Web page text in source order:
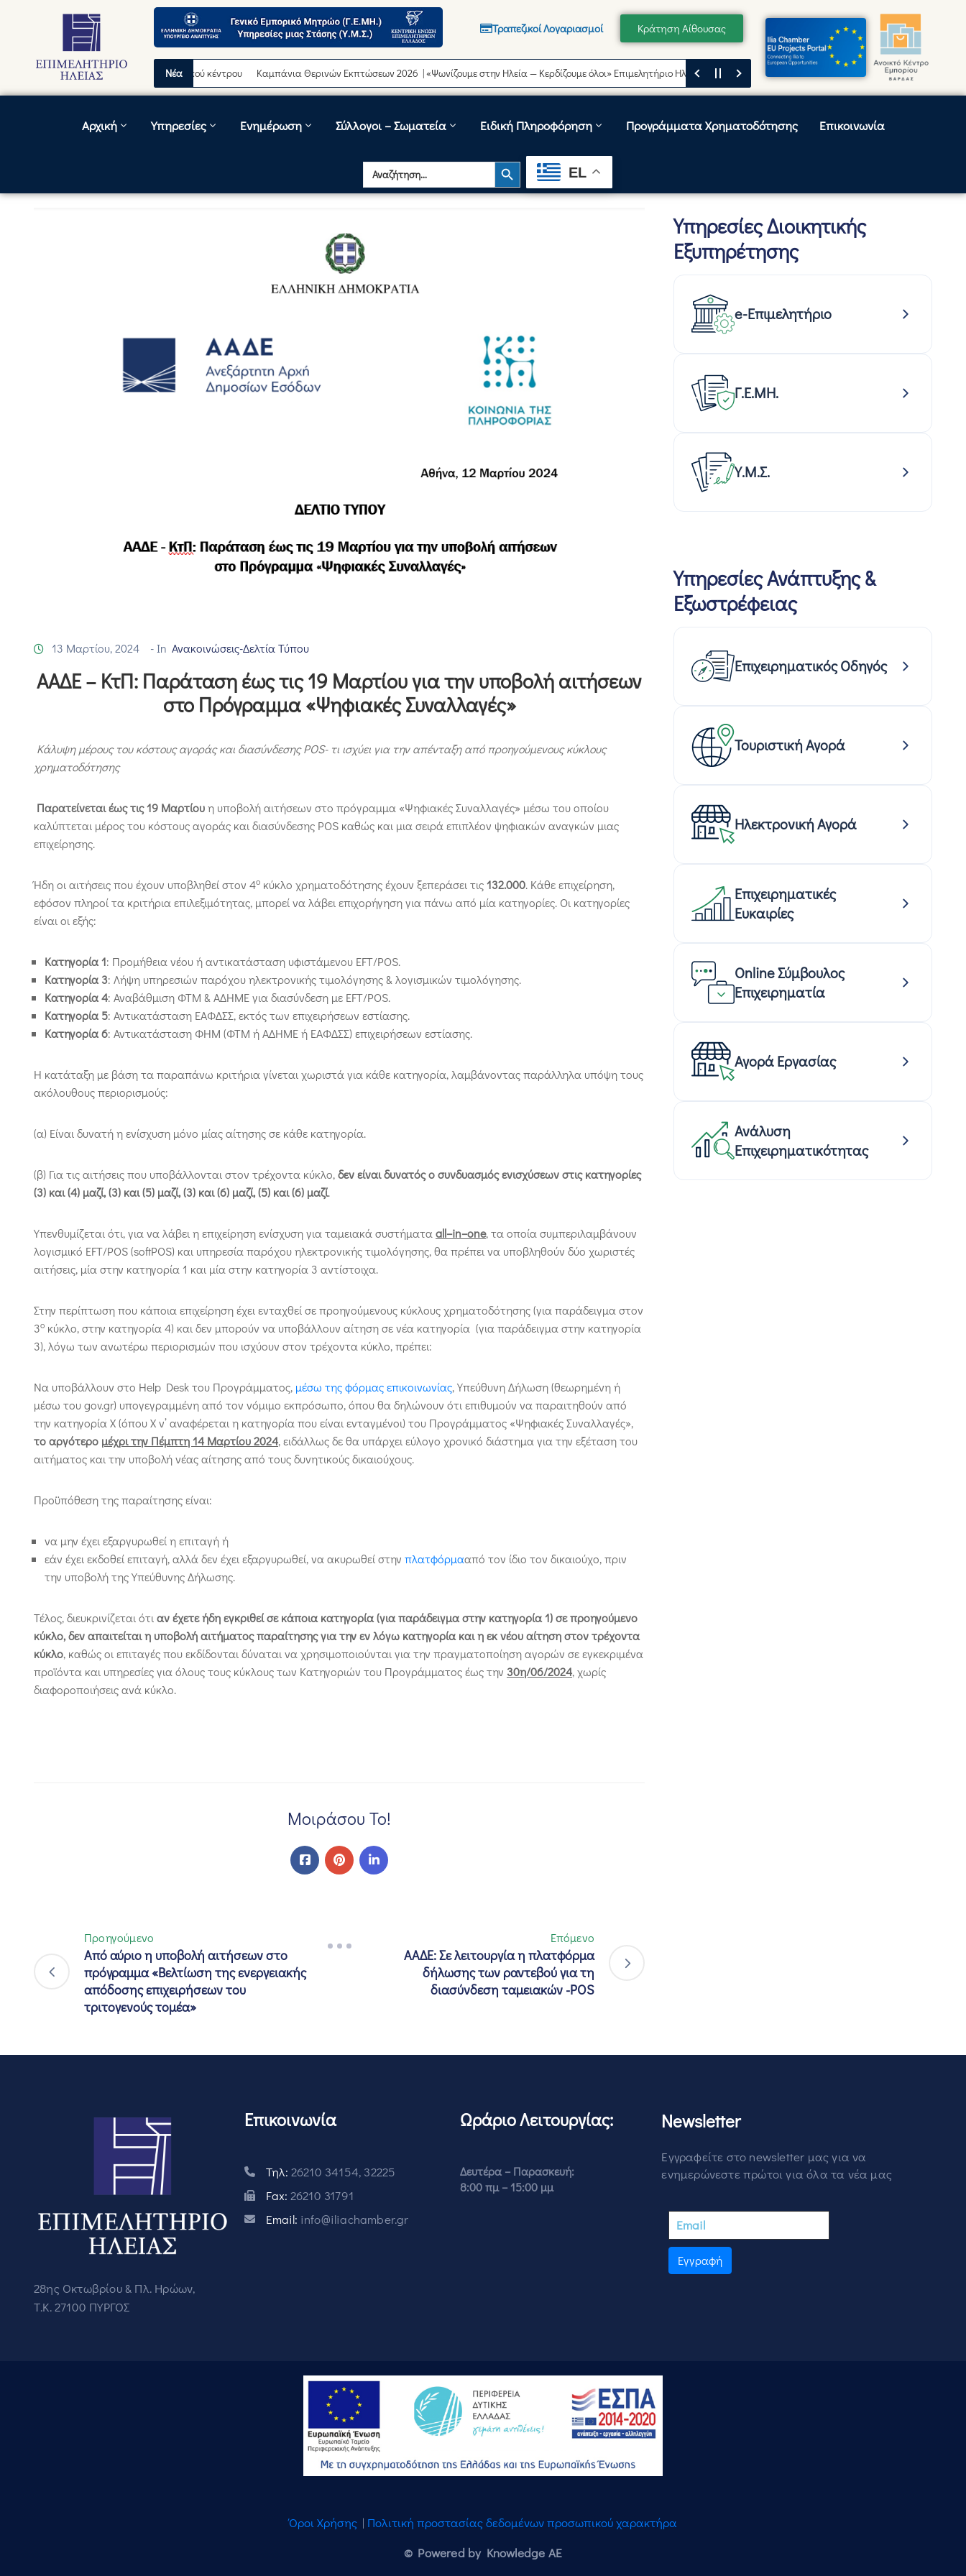
Τραπεζικοί Λογαριασμοί Κράτηση Αίθουσας
Νέα
διακοπή λειτουργίας τηλεφωνικού κέντρου Καμπάνια Θερινών Εκπτώσεων 2026 | «Ψωνίζουμε στην Ηλεία — Κερδίζουμε όλοι» Επιμελητήριο Ηλείας Μήνυμα του Προέδρου του Επιμελητηρίου Ηλείας,
Αρχική Υπηρεσίες Ενημέρωση Σύλλογοι – Σωματεία Ειδική Πληροφόρηση Προγράμματα Χρηματοδότησης Επικοινωνία
Search
for:
Search Button
EL
13 Μαρτίου, 2024 - In Ανακοινώσεις-Δελτία Τύπου
ΑΑΔΕ – ΚτΠ: Παράταση έως τις 19 Μαρτίου για την υποβολή αιτήσεων
στο Πρόγραμμα «Ψηφιακές Συναλλαγές»
Κάλυψη μέρους του κόστους αγοράς και διασύνδεσης POS- τι ισχύει για την απένταξη από προηγούμενους κύκλους
χρηματοδότησης
Παρατείνεται έως τις 19 Μαρτίουη υποβολή αιτήσεων στο πρόγραμμα «Ψηφιακές Συναλλαγές» μέσω του οποίου
καλύπτεται μέρος του κόστους αγοράς και διασύνδεσης POS καθώς και μια σειρά επιπλέον ψηφιακών αναγκών μιας
επιχείρησης.
Ήδη οι αιτήσεις που έχουν υποβληθεί στον 4ο κύκλο χρηματοδότησης έχουν ξεπεράσει τις132.000. Κάθε επιχείρηση,
εφόσον πληροί τα κριτήρια επιλεξιμότητας, μπορεί να λάβει επιχορήγηση για πάνω από μία κατηγορίες. Οι κατηγορίες
είναι οι εξής:
Κατηγορία 1: Προμήθεια νέου ή αντικατάσταση υφιστάμενου EFT/POS.
Κατηγορία 3: Λήψη υπηρεσιών παρόχου ηλεκτρονικής τιμολόγησης & λογισμικών τιμολόγησης.
Κατηγορία 4: Αναβάθμιση ΦΤΜ & ΑΔΗΜΕ για διασύνδεση με EFT/POS.
Κατηγορία 5: Αντικατάσταση ΕΑΦΔΣΣ, εκτός των επιχειρήσεων εστίασης.
Κατηγορία 6: Αντικατάσταση ΦΗΜ (ΦΤΜ ή ΑΔΗΜΕ ή ΕΑΦΔΣΣ) επιχειρήσεων εστίασης.
Η κατάταξη με βάση τα παραπάνω κριτήρια γίνεται χωριστά για κάθε κατηγορία, λαμβάνοντας παράλληλα υπόψη τους
ακόλουθους περιορισμούς:
(α) Είναι δυνατή η ενίσχυση μόνο μίας αίτησης σε κάθε κατηγορία.
(β) Για τις αιτήσεις που υποβάλλονται στον τρέχοντα κύκλο,δεν είναι δυνατός ο συνδυασμός ενισχύσεων στις κατηγορίες
(3) και (4) μαζί, (3) και (5) μαζί, (3) και (6) μαζί, (5) και (6) μαζί.
Υπενθυμίζεται ότι, για να λάβει η επιχείρηση ενίσχυση για ταμειακά συστήματα all–in–one, τα οποία συμπεριλαμβάνουν
λογισμικό EFT/POS (softPOS) και υπηρεσία παρόχου ηλεκτρονικής τιμολόγησης, θα πρέπει να υποβληθούν δύο χωριστές
αιτήσεις, μία στην κατηγορία 1 και μία στην κατηγορία 3 αντίστοιχα.
Στην περίπτωση που κάποια επιχείρηση έχει ενταχθεί σε προηγούμενους κύκλους χρηματοδότησης (για παράδειγμα στον
3ο κύκλο, στην κατηγορία 4) και δεν μπορούν να υποβάλλουν αίτηση σε νέα κατηγορία (για παράδειγμα στην κατηγορία
3), λόγω των ανωτέρω περιορισμών που ισχύουν στον τρέχοντα κύκλο, πρέπει:
Να υποβάλλουν στο Help Desk του Προγράμματος, μέσω της φόρμας επικοινωνίας, Υπεύθυνη Δήλωση (θεωρημένη ή
μέσω του gov.gr) υπογεγραμμένη από τον νόμιμο εκπρόσωπο, όπου θα δηλώνουν ότι επιθυμούν να παραιτηθούν από
την κατηγορία Χ (όπου Χ ν’ αναφέρεται η κατηγορία που είναι ενταγμένοι) του Προγράμματος «Ψηφιακές Συναλλαγές»,
το αργότερο μέχρι την Πέμπτη 14 Μαρτίου 2024, ειδάλλως δε θα υπάρχει εύλογο χρονικό διάστημα για την εξέταση του
αιτήματος και την υποβολή νέας αίτησης από τους δυνητικούς δικαιούχους.
Προϋπόθεση της παραίτησης είναι:
να μην έχει εξαργυρωθεί η επιταγή ή
εάν έχει εκδοθεί επιταγή, αλλά δεν έχει εξαργυρωθεί, να ακυρωθεί στην πλατφόρμααπό τον ίδιο τον δικαιούχο, πριν
την υποβολή της Υπεύθυνης Δήλωσης.
Τέλος, διευκρινίζεται ότι ανέχετε ήδη εγκριθεί σε κάποια κατηγορία (για παράδειγμα στην κατηγορία 1) σε προηγούμενο
κύκλο, δεν απαιτείται η υποβολή αιτήματος παραίτησης για την εν λόγω κατηγορία και η εκ νέου αίτηση στον τρέχοντα
κύκλο, καθώς οι επιταγές που εκδίδονται δύναται να χρησιμοποιούνται για την πραγματοποίηση αγορών σε εγκεκριμένα
προϊόντα και υπηρεσίες για όλους τους κύκλους των Κατηγοριών του Προγράμματος έως την 30η/06/2024, χωρίς
διαφοροποιήσεις ανά κύκλο.
Μοιράσου Το!
Προηγούμενο
Από αύριο η υποβολή αιτήσεων στο
πρόγραμμα «Βελτίωση της ενεργειακής
απόδοσης επιχειρήσεων του
τριτογενούς τομέα»
Επόμενο
ΑΑΔΕ: Σε λειτουργία η πλατφόρμα
δήλωσης των ραντεβού για τη
διασύνδεση ταμειακών -POS
Υπηρεσίες Διοικητικής
Εξυπηρέτησης
e-Επιμελητήριο
Γ.Ε.ΜΗ.
Υ.Μ.Σ.
Υπηρεσίες Ανάπτυξης &
Εξωστρέφειας
Επιχειρηματικός Οδηγός
Τουριστική Αγορά
Ηλεκτρονική Αγορά
Επιχειρηματικές
Ευκαιρίες
Online Σύμβουλος
Επιχειρηματία
Αγορά Εργασίας
Ανάλυση
Επιχειρηματικότητας
28ης Οκτωβρίου & Πλ. Ηρώων,
Τ.Κ. 27100 ΠΥΡΓΟΣ
Επικοινωνία
Τηλ: 26210 34154, 32225
Fax: 26210 31791
Email: info@iliachamber.gr
Ωράριο Λειτουργίας:
Δευτέρα – Παρασκευή:
8:00 πμ – 15:00 μμ
Newsletter
Εγγραφείτε στο newsletter μας για να
ενημερώνεστε πρώτοι για όλα τα νέα μας
Εγγραφή
Όροι Χρήσης | Πολιτική προστασίας δεδομένων προσωπικού χαρακτήρα
© Powered by Knowledge AE